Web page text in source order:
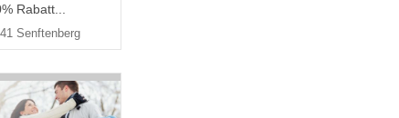
Rabatt...
Senftenberg